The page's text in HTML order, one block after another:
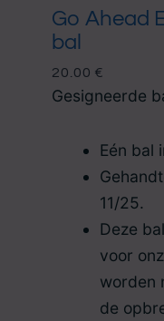
Go Ahead
bal
20.00 €
Gesigneerde
Eén bal
11/25.
Deze
voor
worden
de